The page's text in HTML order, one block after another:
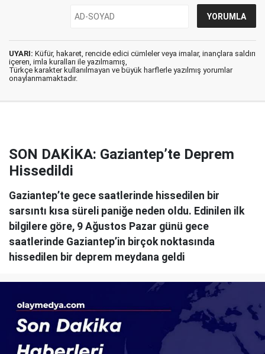
UYARI: Küfür, hakaret, rencide edici cümleler veya imalar, inançlara saldırı
içeren, imla kuralları ile yazılmamış,
Türkçe karakter kullanılmayan ve büyük harflerle yazılmış yorumlar
onaylanmamaktadır.
SON DAKİKA: Gaziantep’te Deprem
Hissedildi
Gaziantep’te gece saatlerinde hissedilen bir
sarsıntı kısa süreli paniğe neden oldu. Edinilen ilk
bilgilere göre, 9 Ağustos Pazar günü gece
saatlerinde Gaziantep’in birçok noktasında
hissedilen bir deprem meydana geldi